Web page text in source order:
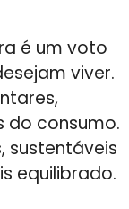
é um voto
viver.
consumo.
sustentáveis
equilibrado.